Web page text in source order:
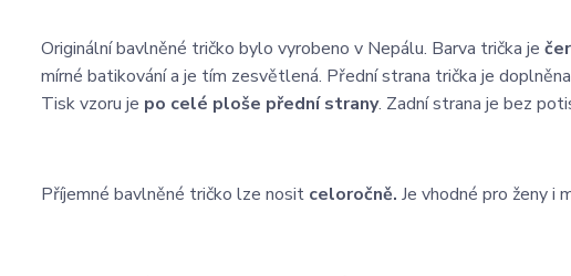
Originální bavlněné tričko bylo vyrobeno v Nepálu. Barva trička je
mírné batikování a je tím zesvětlená. Přední strana trička je
Tisk vzoru je po celé ploše přední strany. Zadní strana je bez
Příjemné bavlněné tričko lze nosit celoročně. Je vhodné pro ženy i